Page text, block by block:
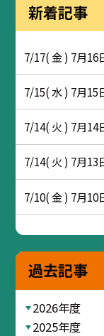
新着記事
7/17( 金 ) 7月16
7/15( 水 ) 7月15
7/14( 火 ) 7月14
7/14( 火 ) 7月13
7/10( 金 ) 7月10
過去記事
2026年度
2025年度